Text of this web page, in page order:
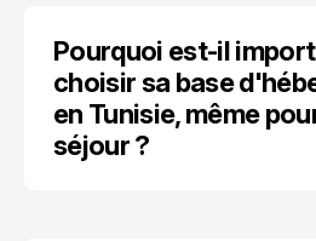
Pourquoi est-il
choisir sa base
en Tunisie, même
séjour ?